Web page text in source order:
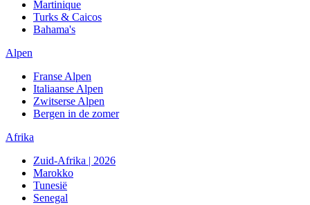
Martinique
Turks & Caicos
Bahama's
Alpen
Franse Alpen
Italiaanse Alpen
Zwitserse Alpen
Bergen in de zomer
Afrika
Zuid-Afrika | 2026
Marokko
Tunesië
Senegal